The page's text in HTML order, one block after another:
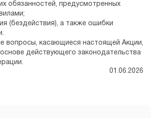
обязанностей, предусмотренных
(бездействия), а также ошибки
касающиеся настоящей Акции,
действующего законодательства
01.06.2026